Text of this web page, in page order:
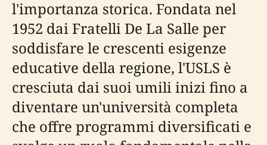
l'importanza storica. Fondata nel
1952 dai Fratelli De La Salle per
soddisfare le crescenti esigenze
educative della regione, l'USLS è
cresciuta dai suoi umili inizi fino a
diventare un'università completa
che offre programmi diversificati e